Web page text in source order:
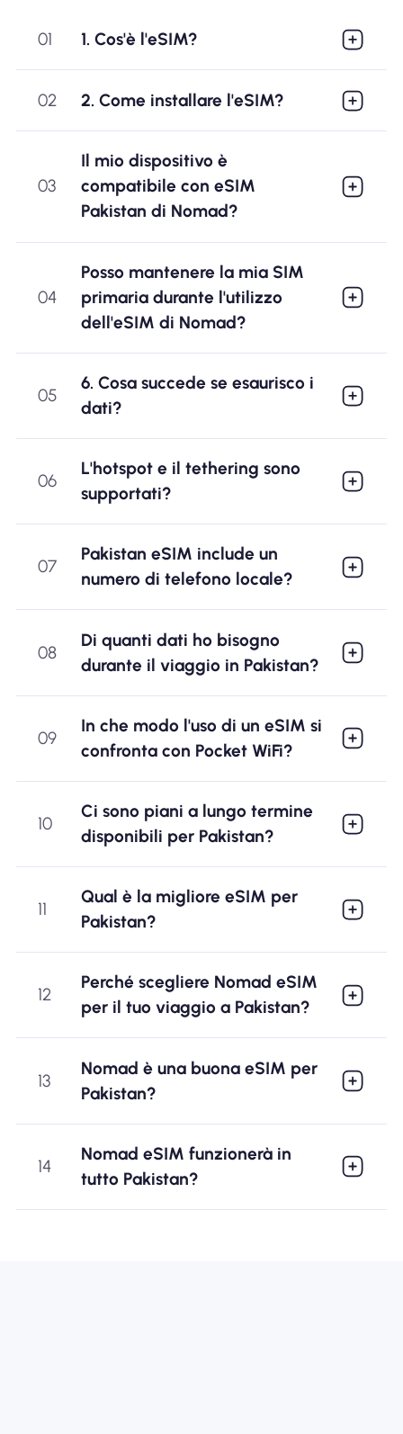
01 1. Cos'è l'eSIM?
02 2. Come installare l'eSIM?
03
Il mio dispositivo è
compatibile con eSIM
Pakistan di Nomad?
04
Posso mantenere la mia SIM
primaria durante l'utilizzo
dell'eSIM di Nomad?
05
6. Cosa succede se esaurisco i
dati?
06
L'hotspot e il tethering sono
supportati?
07
Pakistan eSIM include un
numero di telefono locale?
08
Di quanti dati ho bisogno
durante il viaggio in Pakistan?
09
In che modo l'uso di un eSIM si
confronta con Pocket WiFi?
10
Ci sono piani a lungo termine
disponibili per Pakistan?
11
Qual è la migliore eSIM per
Pakistan?
12
Perché scegliere Nomad eSIM
per il tuo viaggio a Pakistan?
13
Nomad è una buona eSIM per
Pakistan?
14
Nomad eSIM funzionerà in
tutto Pakistan?